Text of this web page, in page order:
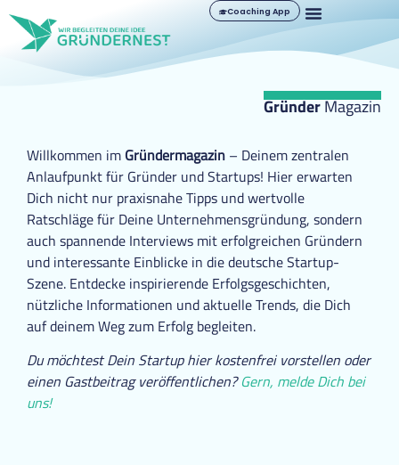
Coaching App
GründerMagazin
Willkommen im Gründermagazin – Deinem zentralen
Anlaufpunkt für Gründer und Startups! Hier erwarten
Dich nicht nur praxisnahe Tipps und wertvolle
Ratschläge für Deine Unternehmensgründung, sondern
auch spannende Interviews mit erfolgreichen Gründern
und interessante Einblicke in die deutsche Startup-
Szene. Entdecke inspirierende Erfolgsgeschichten,
nützliche Informationen und aktuelle Trends, die Dich
auf deinem Weg zum Erfolg begleiten.
Du möchtest Dein Startup hier kostenfrei vorstellen oder
einen Gastbeitrag veröffentlichen?Gern, melde Dich bei
uns!